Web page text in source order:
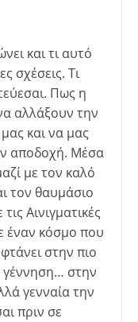
και τι αυτό
σχέσεις. Τι
Πως η
αλλάξουν την
και να μας
αποδοχή. Μέσα
με τον καλό
τον θαυμάσιο
Αινιγματικές
έναν κόσμο που
στην πιο
γέννηση… στην
γενναία την
πριν σε